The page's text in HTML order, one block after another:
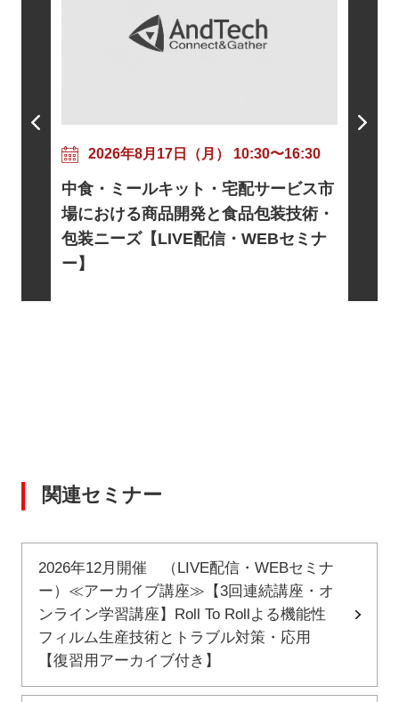
2026年8月17日（月） 10:30〜16:30
中食・ミールキット・宅配サービス市
場における商品開発と食品包装技術・
包装ニーズ【LIVE配信・WEBセミナ
ー】
関連セミナー
2026年12月開催 （LIVE配信・WEBセミナ
ー）≪アーカイブ講座≫【3回連続講座・オ
ンライン学習講座】Roll To Rollよる機能性
フィルム生産技術とトラブル対策・応用
【復習用アーカイブ付き】